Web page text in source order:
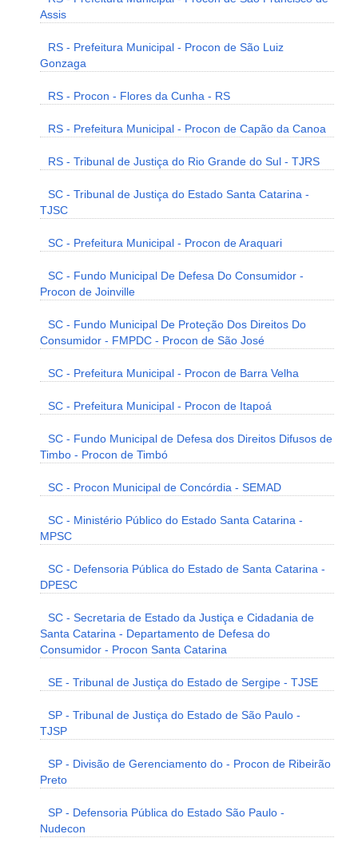
Assis
RS - Prefeitura Municipal - Procon de São Luiz
Gonzaga
RS - Procon - Flores da Cunha - RS
RS - Prefeitura Municipal - Procon de Capão da Canoa
RS - Tribunal de Justiça do Rio Grande do Sul - TJRS
SC - Tribunal de Justiça do Estado Santa Catarina -
TJSC
SC - Prefeitura Municipal - Procon de Araquari
SC - Fundo Municipal De Defesa Do Consumidor -
Procon de Joinville
SC - Fundo Municipal De Proteção Dos Direitos Do
Consumidor - FMPDC - Procon de São José
SC - Prefeitura Municipal - Procon de Barra Velha
SC - Prefeitura Municipal - Procon de Itapoá
SC - Fundo Municipal de Defesa dos Direitos Difusos de
Timbo - Procon de Timbó
SC - Procon Municipal de Concórdia - SEMAD
SC - Ministério Público do Estado Santa Catarina -
MPSC
SC - Defensoria Pública do Estado de Santa Catarina -
DPESC
SC - Secretaria de Estado da Justiça e Cidadania de
Santa Catarina - Departamento de Defesa do
Consumidor - Procon Santa Catarina
SE - Tribunal de Justiça do Estado de Sergipe - TJSE
SP - Tribunal de Justiça do Estado de São Paulo -
TJSP
SP - Divisão de Gerenciamento do - Procon de Ribeirão
Preto
SP - Defensoria Pública do Estado São Paulo -
Nudecon